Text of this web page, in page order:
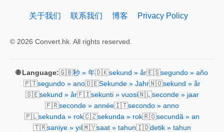
关于我们 联系我们 博客 Privacy Policy
© 2026 Convert.hk. All rights reserved.
🌐 Language:🇬🇧秒 » 年🇩🇰sekund » år🇪🇸segundo » año
🇵🇹segundo » ano🇩🇪Sekunde » Jahr🇳🇴sekund » år
🇸🇪sekund » år🇫🇮sekunti » vuosi🇳🇱seconde » jaar
🇫🇷seconde » année🇮🇹secondo » anno
🇵🇱sekunda » rok🇨🇿sekunda » rok🇷🇴secundă » an
🇹🇷saniye » yıl 🇲🇾saat » tahun🇮🇩detik » tahun